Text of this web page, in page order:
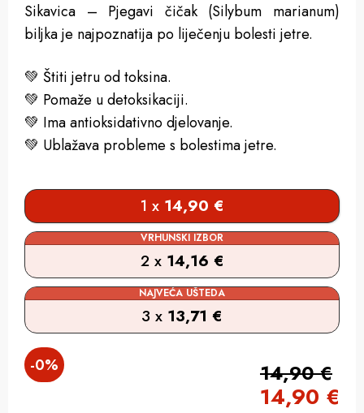
Sikavica – Pjegavi čičak (Silybum marianum)
biljka je najpoznatija po liječenju bolesti jetre.
💚 Štiti jetru od toksina.
💚 Pomaže u detoksikaciji.
💚 Ima antioksidativno djelovanje.
💚 Ublažava probleme s bolestima jetre.
1 x 14,90 €
VRHUNSKI IZBOR
2 x 14,16 €
NAJVEĆA UŠTEDA
3 x 13,71 €
-0% 14,90€
14,90 €